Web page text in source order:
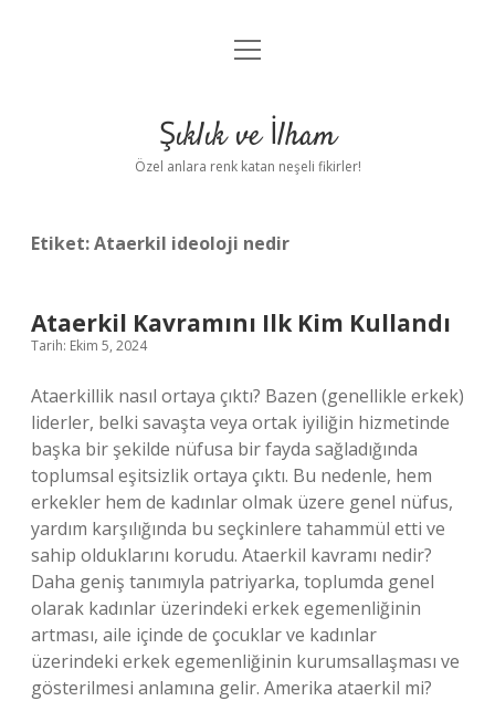
Anasayfa
Yasal Uyarı
menüyü
Şıklık ve İlham
Özel anlara renk katan neşeli fikirler!
Etiket:Ataerkil ideoloji nedir
Ataerkil Kavramını Ilk Kim Kullandı
Tarih: Ekim 5, 2024
Ataerkillik nasıl ortaya çıktı? Bazen (genellikle erkek)
liderler, belki savaşta veya ortak iyiliğin hizmetinde
başka bir şekilde nüfusa bir fayda sağladığında
toplumsal eşitsizlik ortaya çıktı. Bu nedenle, hem
erkekler hem de kadınlar olmak üzere genel nüfus,
yardım karşılığında bu seçkinlere tahammül etti ve
sahip olduklarını korudu. Ataerkil kavramı nedir?
Daha geniş tanımıyla patriyarka, toplumda genel
olarak kadınlar üzerindeki erkek egemenliğinin
artması, aile içinde de çocuklar ve kadınlar
üzerindeki erkek egemenliğinin kurumsallaşması ve
gösterilmesi anlamına gelir. Amerika ataerkil mi?